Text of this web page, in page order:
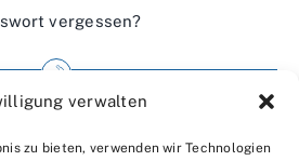
verwalten
zu bieten, verwenden wir Technologien
vergessen?